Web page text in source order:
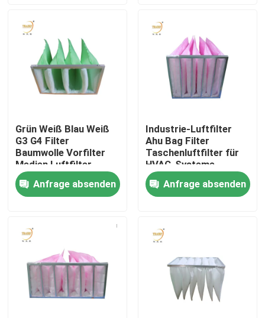
Videos
Über uns
Fabrik-Ausflug
Qualitätskontrolle
Fordern Sie ein Zitat
Tiefer Filter der Falten-HEPA
Vor Luftfilter
Grün Weiß Blau Weiß
G3 G4 Filter
Baumwolle Vorfilter
Medien Luftfilter
Anfrage absenden
Industrie-Luftfilter
Ahu Bag Filter
Taschenluftfilter für
HVAC-Systeme
Anfrage absenden